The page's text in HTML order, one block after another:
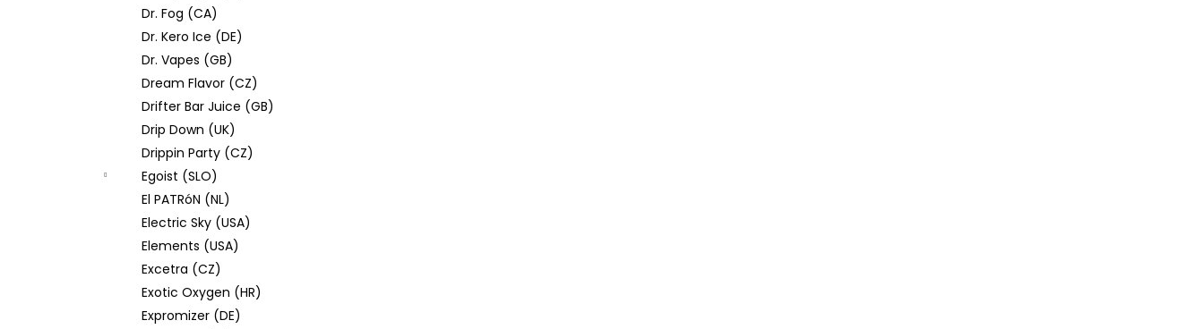
Dr. Fog (CA)
Dr. Kero Ice (DE)
Dr. Vapes (GB)
Dream Flavor (CZ)
Drifter Bar Juice (GB)
Drip Down (UK)
Drippin Party (CZ)
Egoist (SLO)
El PATRóN (NL)
Electric Sky (USA)
Elements (USA)
Excetra (CZ)
Exotic Oxygen (HR)
Expromizer (DE)